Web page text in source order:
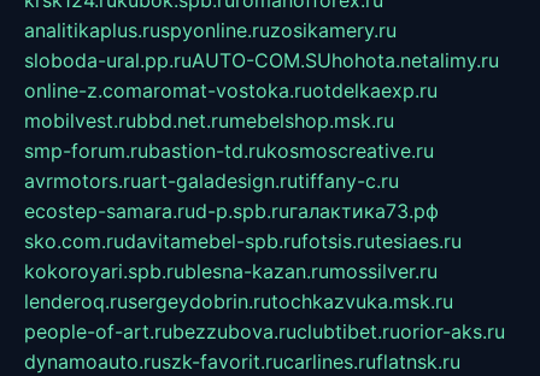
analitikaplus.ruspyonline.ruzosikamery.ru
sloboda-ural.pp.ruAUTO-COM.SUhohota.netalimy.ru
online-z.comaromat-vostoka.ruotdelkaexp.ru
mobilvest.rubbd.net.rumebelshop.msk.ru
smp-forum.rubastion-td.rukosmoscreative.ru
avrmotors.ruart-galadesign.rutiffany-c.ru
ecostep-samara.rud-p.spb.ruгалактика73.рф
sko.com.rudavitamebel-spb.rufotsis.rutesiaes.ru
kokoroyari.spb.rublesna-kazan.rumossilver.ru
lenderoq.rusergeydobrin.rutochkazvuka.msk.ru
people-of-art.rubezzubova.ruclubtibet.ruorior-aks.ru
dynamoauto.ruszk-favorit.rucarlines.ruflatnsk.ru